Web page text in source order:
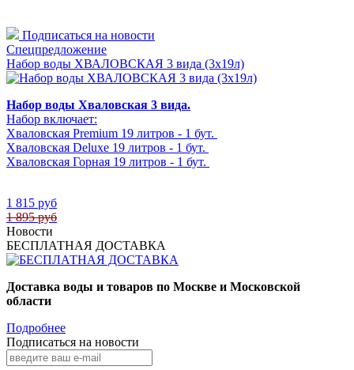
Подписаться на новости
Спецпредложение
Набор воды ХВАЛОВСКАЯ 3 вида (3х19л)
Набор воды Хваловская 3 вида.
Набор включает:
Хваловская Premium 19 литров - 1 бут.
Хваловская Deluxe 19 литров - 1 бут.
Хваловская Горная 19 литров - 1 бут.
1 815 руб
1 895 руб
Новости
БЕСПЛАТНАЯ ДОСТАВКА
Доставка воды и товаров по Москве и Московской
области
Подробнее
Подписаться на новости